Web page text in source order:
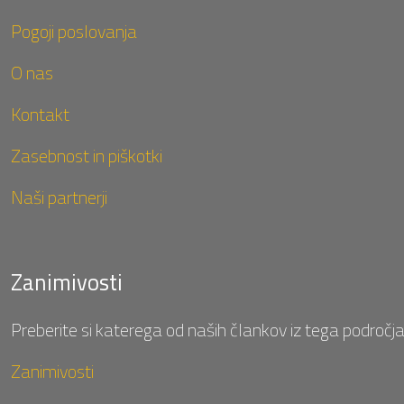
Pogoji poslovanja
O nas
Kontakt
Zasebnost in piškotki
Naši partnerji
Zanimivosti
Preberite si katerega od naših člankov iz tega
Zanimivosti